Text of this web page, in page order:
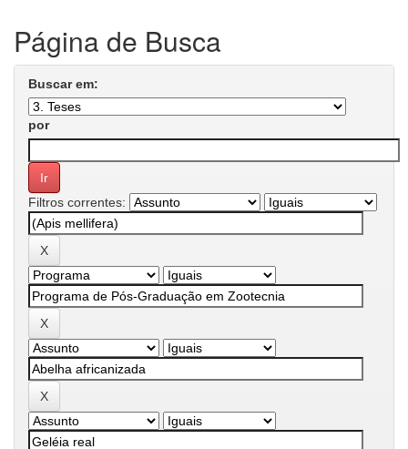
Página de Busca
Buscar em:
por
Filtros correntes: